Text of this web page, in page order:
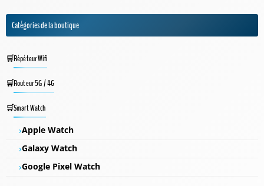
Catégories de la boutique
Répéteur Wifi
Routeur 5G / 4G
Smart Watch
Apple Watch
Galaxy Watch
Google Pixel Watch